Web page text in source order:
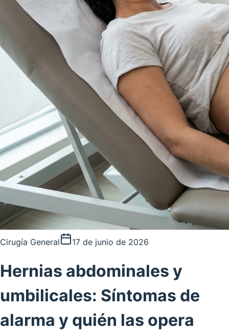
Cirugía General 17 de junio de 2026
Hernias abdominales y
umbilicales: Síntomas de
alarma y quién las opera